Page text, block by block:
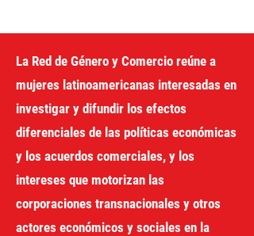
La Red de Género y Comercio reúne a
mujeres latinoamericanas interesadas en
investigar y difundir los efectos
diferenciales de las políticas económicas
y los acuerdos comerciales, y los
intereses que motorizan las
corporaciones transnacionales y otros
actores económicos y sociales en la